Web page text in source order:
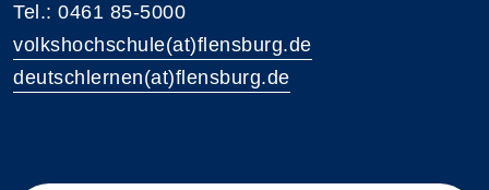
Tel.: 0461 85-5000
volkshochschule(at)flensburg.de
deutschlernen(at)flensburg.de